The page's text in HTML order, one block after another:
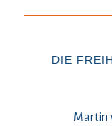
DIE
Martin